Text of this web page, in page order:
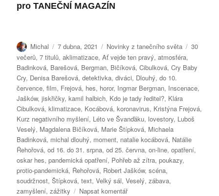
proTANEČNÍ MAGAZÍN
Autor:
Michal Publikováno:
7 dubna, 2021 Rubriky:
Novinky z tanečního světa Štítky:
30
večerů,7 titulů,aklimatizace,Ať vejde ten pravý,atmosféra,
Badinková, Barešová, Bergman, Bičíková,Cibulková,Cry Baby
Cry, Denisa Barešová,detektivka,diváci, Dlouhý,do 10.
července,film, Frejová, hes, horor, Ingmar Bergman, Inscenace,
Jašków,jiskřičky,kamil halbich, Kdo je tady ředitel?, Klára
Cibulková,klimatizace, Kocábová,koronavirus, Kristýna Frejová,
Kurz negativního myšlení, Léto ve Švanďáku, lovestory, Luboš
Veselý, Magdalena Bičíková, Marie Štípková, Michaela
Badinková, michal dlouhý, moment, natalie kocábová, Natálie
Řehořová,od 16. do 31. srpna,od 25. června,on-line,opatření,
oskar hes,pandemická opatření, Pohřeb až zítra,poukazy,
protio-pandemická, Řehořová, Robert Jašków,scéna,
soudržnost,Štípková,text,Velký sál,Veselý,zábava,
zamyšlení,zážitky Napsat komentářpro